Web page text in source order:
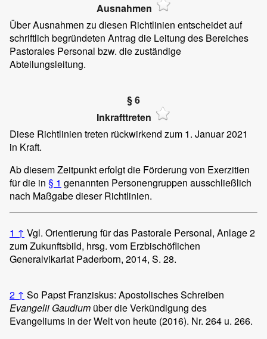
Ausnahmen
Über Ausnahmen zu diesen Richtlinien entscheidet auf
schriftlich begründeten Antrag die Leitung des Bereiches
Pastorales Personal bzw. die zuständige
Abteilungsleitung.
§ 6
Inkrafttreten
Diese Richtlinien treten rückwirkend zum 1. Januar 2021
in Kraft.
Ab diesem Zeitpunkt erfolgt die Förderung von Exerzitien
für die in § 1 genannten Personengruppen ausschließlich
nach Maßgabe dieser Richtlinien.
1 ↑ Vgl. Orientierung für das Pastorale Personal, Anlage 2
zum Zukunftsbild, hrsg. vom Erzbischöflichen
Generalvikariat Paderborn, 2014, S. 28.
2 ↑ So Papst Franziskus: Apostolisches Schreiben
Evangelii Gaudium über die Verkündigung des
Evangeliums in der Welt von heute (2016). Nr. 264 u. 266.